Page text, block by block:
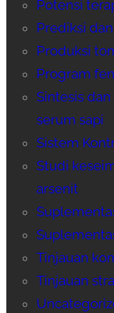
Potensi
Prediksi
Produksi
Program
Sintesis
serum sapi
Sistem
Studi
arsenit
Tinjauan
Tinjauan